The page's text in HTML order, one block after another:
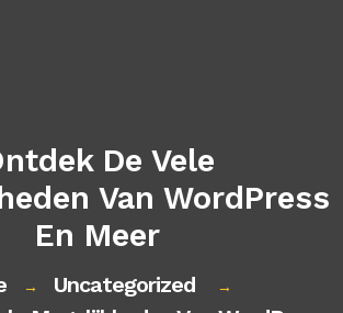
De Vele
Van WordPress
En Meer
→ Uncategorized →